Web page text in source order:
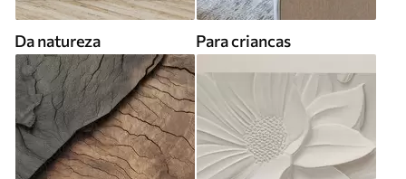
Da natureza Para criancas